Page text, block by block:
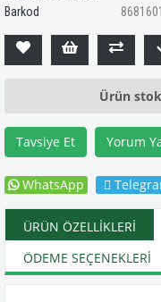
Barkod
Ürün
Tavsiye Et Yorum
WhatsApp
ÜRÜN ÖZELLIKLERI
ÖDEME SEÇENEKLERI